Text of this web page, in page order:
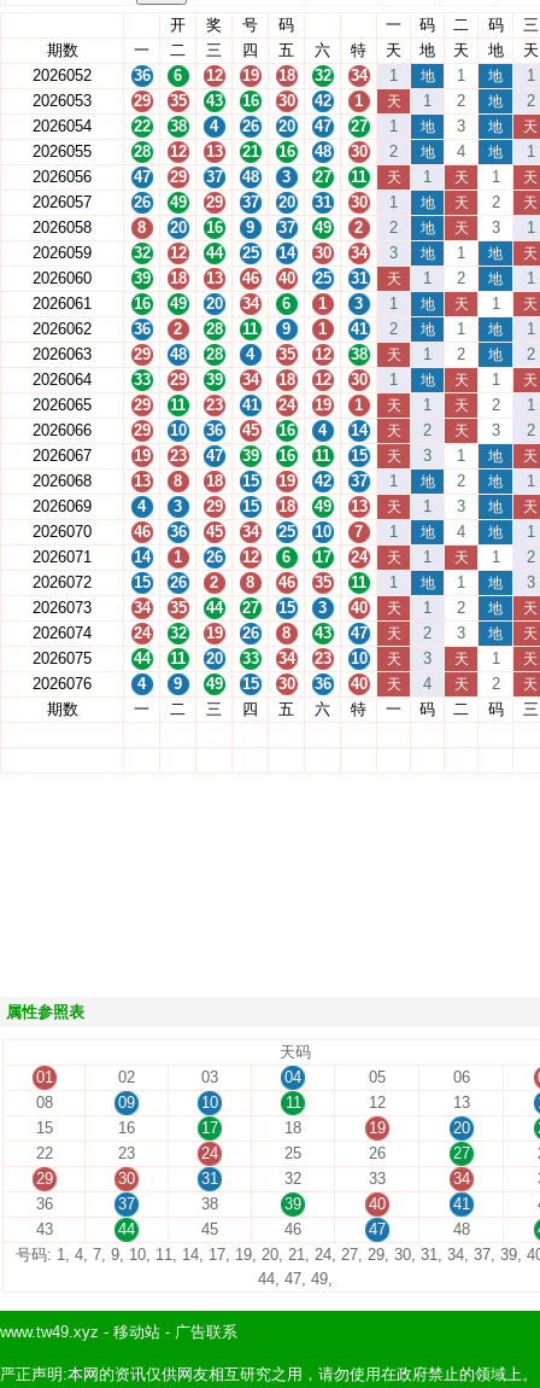
开
奖 号 码 一 码 二 码
三
期数
一 二 三 四 五 六 特 天 地 天 地
天
2026052
36 6 12 19 18 32 34 1 地 1 地
1
2026053
29 35 43 16 30 42 1 天 1 2 地
2
2026054
22 38 4 26 20 47 27 1 地 3 地 天
2026055 28 12 13 21 16 48 30 2 地 4 地
1
2026056
47 29 37 48 3 27 11 天 1 天 1 天
2026057 26 49 29 37 20 31 30 1 地 天 2 天
2026058 8 20 16 9 37 49 2 2 地 天 3
1
2026059
32 12 44 25 14 30 34 3 地 1 地 天
2026060 39 18 13 46 40 25 31 天 1 2 地
1
2026061
16 49 20 34 6 1 3 1 地 天 1 天
2026062 36 2 28 11 9 1 41 2 地 1 地
1
2026063
29 48 28 4 35 12 38 天 1 2 地
2
2026064
33 29 39 34 18 12 30 1 地 天 1 天
2026065 29 11 23 41 24 19 1 天 1 天 2
1
2026066
29 10 36 45 16 4 14 天 2 天 3
2
2026067
19 23 47 39 16 11 15 天 3 1 地 天
2026068 13 8 18 15 19 42 37 1 地 2 地
1
2026069
4 3 29 15 18 49 13 天 1 3 地 天
2026070 46 36 45 34 25 10 7 1 地 4 地
1
2026071
14 1 26 12 6 17 24 天 1 天 1
2
2026072
15 26 2 8 46 35 11 1 地 1 地
3
2026073
34 35 44 27 15 3 40 天 1 2 地 天
2026074 24 32 19 26 8 43 47 天 2 3 地 天
2026075 44 11 20 33 34 23 10 天 3 天 1 天
2026076 4 9 49 15 30 36 40 天 4 天 2 天
期数 一 二 三 四 五 六 特 一 码 二 码 三
属性参照表
天码
01
02 03 04 05 06
08
09 10 11 12 13
15
16 17 18 19 20
22
23 24 25 26 27
29
30 31 32 33 34
36
37 38 39 40 41
43
44 45 46 47 48
号码: 1, 4, 7, 9, 10, 11, 14, 17, 19, 20, 21, 24, 27, 29, 30, 31, 34, 37, 39,
44, 47, 49,
www.tw49.xyz - 移动站 - 广告联系
严正声明:本网的资讯仅供网友相互研究之用，请勿使用在政府禁止的领域上。